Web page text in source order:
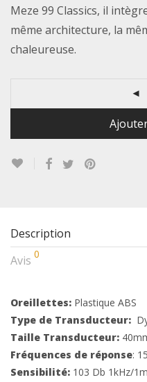
Meze 99 Classics, il
même architecture, la
chaleureuse.
Description
Avis 0
Oreillettes: Plastique ABS
Type de Transducteur:
Taille Transducteur:
Fréquences de réponse:
Sensibilité: 103 Db 1kHz/